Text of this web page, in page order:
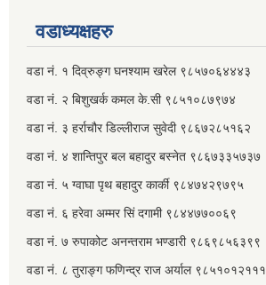
वडाध्यक्षहरु
वडा नं. १ दिव्रुङ्ग घनश्याम खरेल ९८५७०६४४४३
वडा नं. २ ‌‍बिशुखर्क कमल के.सी ९८५१०८७९७४
वडा नं. ३ हर्राचौर डिल्लीराज सुवेदी ९८६७२८५१६२
वडा नं. ४ शान्तिपुर बल बहादुर बस्नेत​ ९८६७३३५७३७
वडा नं. ५ ग्वाघा पृथ बहादुर कार्की ९८४७४२९७९५
वडा नं. ६ हरेवा अम्मर सिं दगामी​ ९८४४७७००६९
वडा नं. ७ ‌‍रुपाकोट अनन्तराम भण्डारी ९८६९८५६३९९
वडा नं. ८ तुराङ्ग फणिन्द्र राज अर्याल ९८५१०१२१११